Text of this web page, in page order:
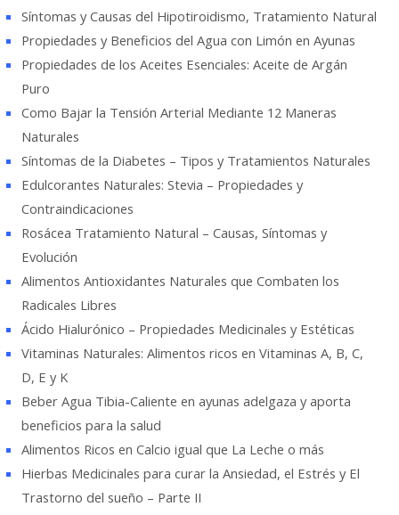
a
Síntomas y Causas del Hipotiroidismo, Tratamiento Natural
Propiedades y Beneficios del Agua con Limón en Ayunas
Propiedades de los Aceites Esenciales: Aceite de Argán
Puro
Como Bajar la Tensión Arterial Mediante 12 Maneras
Naturales
Síntomas de la Diabetes – Tipos y Tratamientos Naturales
Edulcorantes Naturales: Stevia – Propiedades y
Contraindicaciones
Rosácea Tratamiento Natural – Causas, Síntomas y
Evolución
Alimentos Antioxidantes Naturales que Combaten los
Radicales Libres
Ácido Hialurónico – Propiedades Medicinales y Estéticas
Vitaminas Naturales: Alimentos ricos en Vitaminas A, B, C,
D, E y K
Beber Agua Tibia-Caliente en ayunas adelgaza y aporta
beneficios para la salud
Alimentos Ricos en Calcio igual que La Leche o más
Hierbas Medicinales para curar la Ansiedad, el Estrés y El
Trastorno del sueño – Parte II